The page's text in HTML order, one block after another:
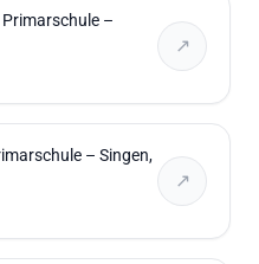
–
↗
– Singen,
↗